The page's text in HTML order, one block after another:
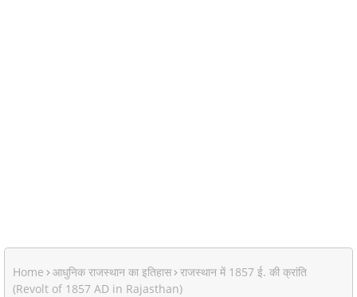
Home आधुनिक राजस्थान का इतिहास राजस्थान में 1857 ई. की क्रांति
(Revolt of 1857 AD in Rajasthan)